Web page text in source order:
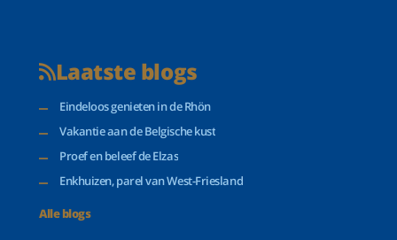
Laatste blogs
Eindeloos genieten in de Rhön
Vakantie aan de Belgische kust
Proef en beleef de Elzas
Enkhuizen, parel van West-Friesland
Alle blogs